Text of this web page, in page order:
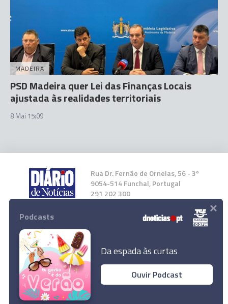
MADEIRA
PSD Madeira quer Lei das Finanças Locais
ajustada às realidades territoriais
8 Mai 15:09
Rua Dr. Fernão de Ornelas, 56 - 3º
9054-514 Funchal, Portugal
291 202 300
Instale a nossa App
© 2026 Empresa Diário de Notícias, Lda.
Todos os direitos reservados.
Podcasts
Da espada às curtas
Ouvir Podcast
×